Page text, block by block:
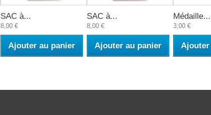
SAC à...
8,00 €
Ajouter au panier
SAC à...
8,00 €
Ajouter au panier
Médaille...
3,00 €
Ajouter